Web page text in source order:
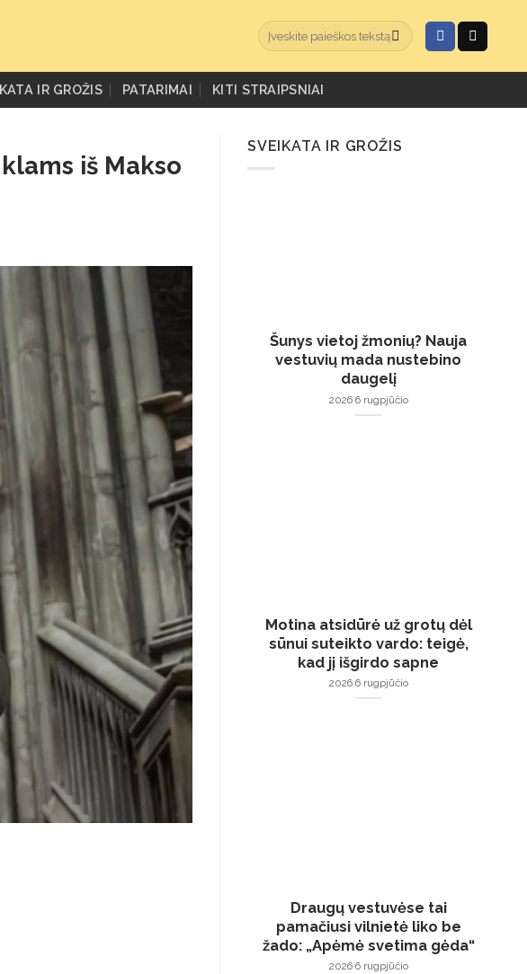
IR GROŽIS PATARIMAI KITI STRAIPSNIAI
iš Makso
SVEIKATA IR GROŽIS
Šunys vietoj žmonių? Nauja
vestuvių mada nustebino
daugelį
2026 6 rugpjūčio
Motina atsidūrė už grotų dėl
sūnui suteikto vardo: teigė,
kad jį išgirdo sapne
2026 6 rugpjūčio
Draugų vestuvėse tai
pamačiusi vilnietė liko be
žado: „Apėmė svetima gėda“
2026 6 rugpjūčio